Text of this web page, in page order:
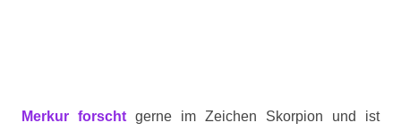
Merkur forscht gerne im Zeichen Skorpion und ist